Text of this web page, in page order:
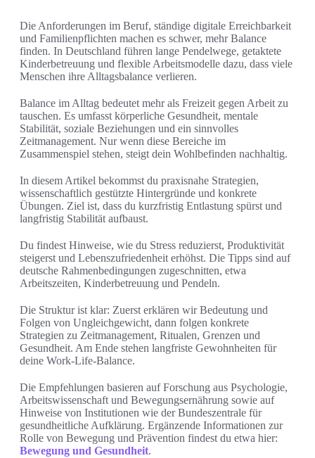
Die Anforderungen im Beruf, ständige digitale Erreichbarkeit
und Familienpflichten machen es schwer, mehr Balance
finden. In Deutschland führen lange Pendelwege, getaktete
Kinderbetreuung und flexible Arbeitsmodelle dazu, dass viele
Menschen ihre Alltagsbalance verlieren.
Balance im Alltag bedeutet mehr als Freizeit gegen Arbeit zu
tauschen. Es umfasst körperliche Gesundheit, mentale
Stabilität, soziale Beziehungen und ein sinnvolles
Zeitmanagement. Nur wenn diese Bereiche im
Zusammenspiel stehen, steigt dein Wohlbefinden nachhaltig.
In diesem Artikel bekommst du praxisnahe Strategien,
wissenschaftlich gestützte Hintergründe und konkrete
Übungen. Ziel ist, dass du kurzfristig Entlastung spürst und
langfristig Stabilität aufbaust.
Du findest Hinweise, wie du Stress reduzierst, Produktivität
steigerst und Lebenszufriedenheit erhöhst. Die Tipps sind auf
deutsche Rahmenbedingungen zugeschnitten, etwa
Arbeitszeiten, Kinderbetreuung und Pendeln.
Die Struktur ist klar: Zuerst erklären wir Bedeutung und
Folgen von Ungleichgewicht, dann folgen konkrete
Strategien zu Zeitmanagement, Ritualen, Grenzen und
Gesundheit. Am Ende stehen langfriste Gewohnheiten für
deine Work-Life-Balance.
Die Empfehlungen basieren auf Forschung aus Psychologie,
Arbeitswissenschaft und Bewegungsernährung sowie auf
Hinweise von Institutionen wie der Bundeszentrale für
gesundheitliche Aufklärung. Ergänzende Informationen zur
Rolle von Bewegung und Prävention findest du etwa hier:
Bewegung und Gesundheit.